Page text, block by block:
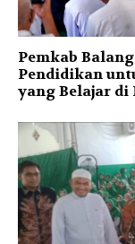
Pemkab
Pendidikan
yang Belajar di